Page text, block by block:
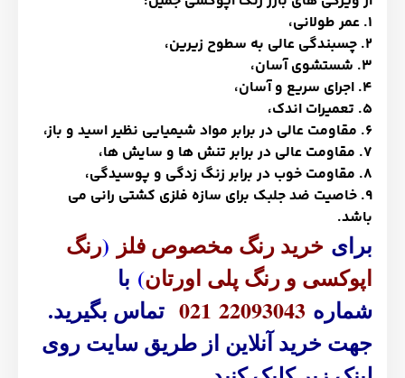
1. عمر طولانی،
2. چسبندگی عالی به سطوح زیرین،
3. شستشوی آسان،
4. اجرای سریع و آسان،
5. تعمیرات اندک،
6. مقاومت عالی در برابر مواد شیمیایی نظیر اسید و باز،
7. مقاومت عالی در برابر تنش ها و سایش ‌ها،
8. مقاومت خوب در برابر زنگ زدگی و پوسیدگی،
9. خاصیت ضد جلبک برای سازه فلزی کشتی رانی می
باشد.
برای خرید رنگ مخصوص فلز (رنگ
اپوکسی و رنگ پلی اورتان) با
شماره 021 22093043 تماس بگیرید.
جهت خرید آنلاین از طریق سایت روی